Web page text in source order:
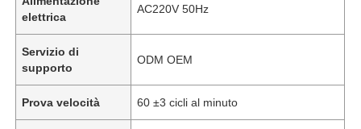
elettrica
AC220V 50Hz
Servizio di
supporto
ODM OEM
Prova velocità 60 ±3 cicli al minuto